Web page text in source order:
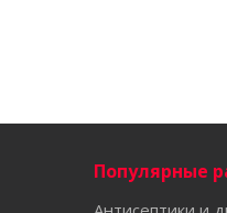
Популярные